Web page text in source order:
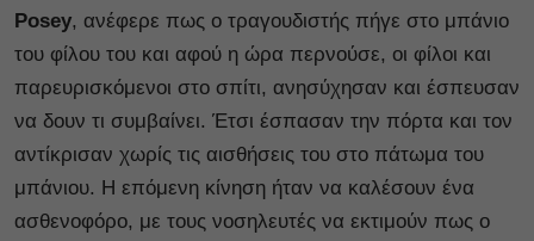
Posey, ανέφερε πως ο τραγουδιστής πήγε στο μπάνιο
του φίλου του και αφού η ώρα περνούσε, οι φίλοι και
παρευρισκόμενοι στο σπίτι, ανησύχησαν και έσπευσαν
να δουν τι συμβαίνει. Έτσι έσπασαν την πόρτα και τον
αντίκρισαν χωρίς τις αισθήσεις του στο πάτωμα του
μπάνιου. Η επόμενη κίνηση ήταν να καλέσουν ένα
ασθενοφόρο, με τους νοσηλευτές να εκτιμούν πως ο